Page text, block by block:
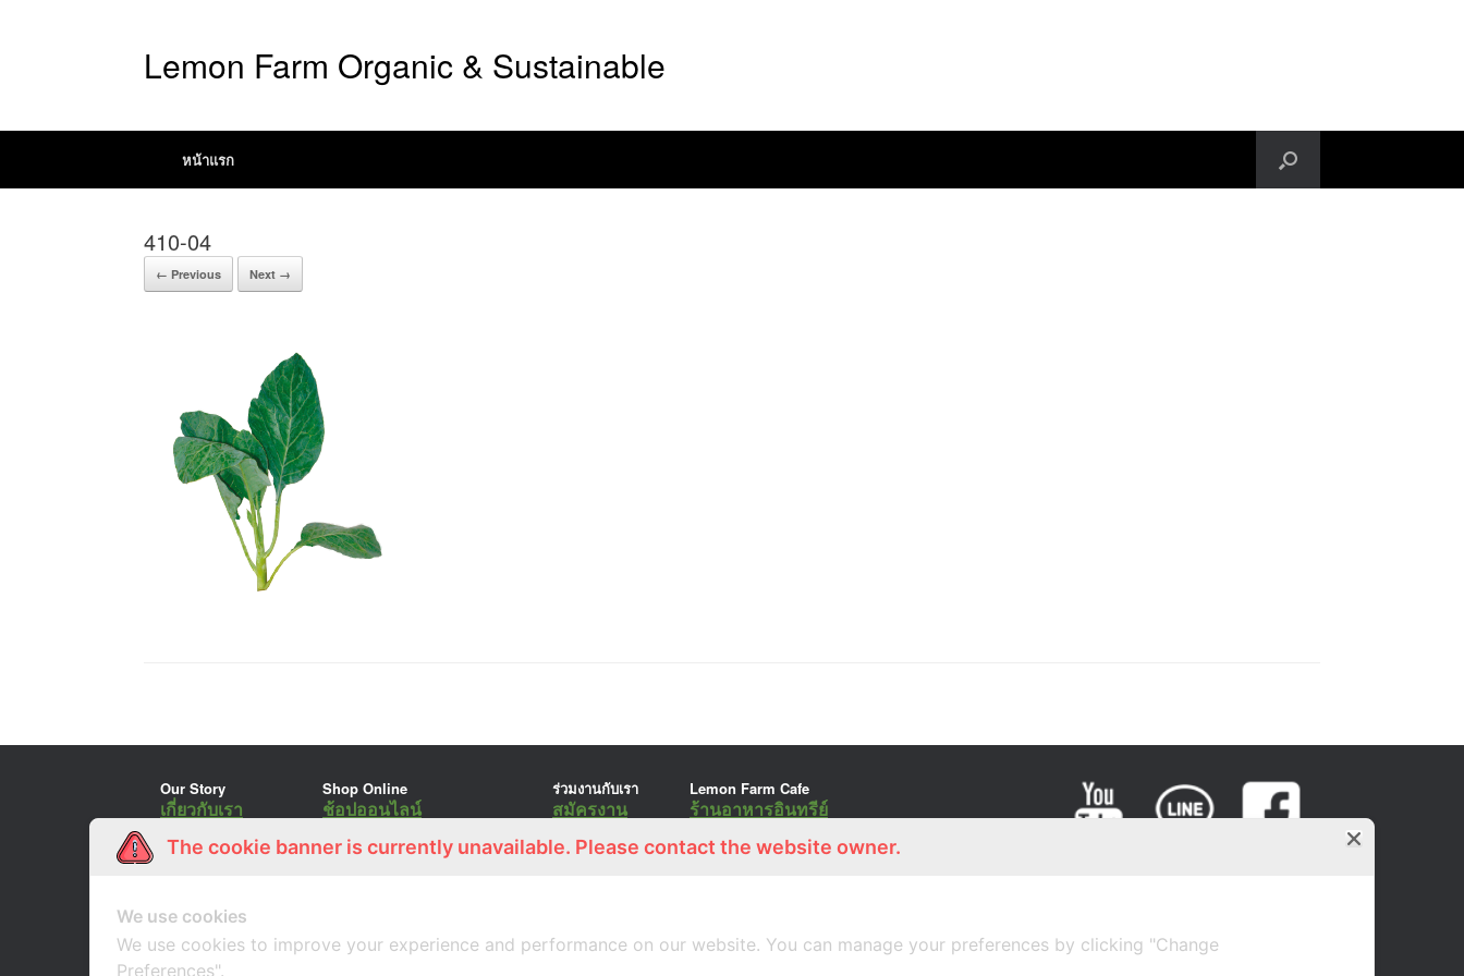
Lemon Farm Organic & Sustainable
หน้าแรก
410-04
← Previous Next →
Our Story
เกี่ยวกับเรา
Shop Online
ช้อปออนไลน์
ร่วมงานกับเรา
สมัครงาน
Lemon Farm Cafe
ร้านอาหารอินทรีย์
A SiteOriginTheme
The cookie banner is currently unavailable. Please contact the website owner.
We use cookies
We use cookies to improve your experience and performance on our website. You can manage your preferences by clicking "Change
Preferences".